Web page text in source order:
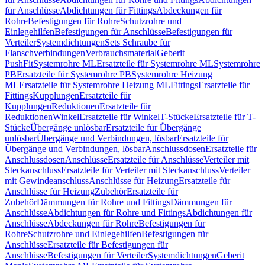
für AnschlüsseAbdichtungen für FittingsAbdeckungen für
RohreBefestigungen für RohreSchutzrohre und
EinlegehilfenBefestigungen für AnschlüsseBefestigungen für
VerteilerSystemdichtungenSets Schraube für
FlanschverbindungenVerbrauchsmaterialGeberit
PushFitSystemrohre MLErsatzteile für Systemrohre MLSystemrohre
PBErsatzteile für Systemrohre PBSystemrohre Heizung
MLErsatzteile für Systemrohre Heizung MLFittingsErsatzteile für
FittingsKupplungenErsatzteile für
KupplungenReduktionenErsatzteile für
ReduktionenWinkelErsatzteile für WinkelT-StückeErsatzteile für T-
StückeÜbergänge unlösbarErsatzteile für Übergänge
unlösbarÜbergänge und Verbindungen, lösbarErsatzteile für
Übergänge und Verbindungen, lösbarAnschlussdosenErsatzteile für
AnschlussdosenAnschlüsseErsatzteile für AnschlüsseVerteiler mit
SteckanschlussErsatzteile für Verteiler mit SteckanschlussVerteiler
mit GewindeanschlussAnschlüsse für HeizungErsatzteile für
Anschlüsse für HeizungZubehörErsatzteile für
ZubehörDämmungen für Rohre und FittingsDämmungen für
AnschlüsseAbdichtungen für Rohre und FittingsAbdichtungen für
AnschlüsseAbdeckungen für RohreBefestigungen für
RohreSchutzrohre und EinlegehilfenBefestigungen für
AnschlüsseErsatzteile für Befestigungen für
AnschlüsseBefestigungen für VerteilerSystemdichtungenGeberit